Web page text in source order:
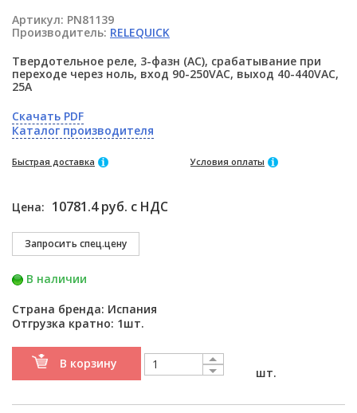
Артикул: PN81139
Производитель: RELEQUICK
Твердотельное реле, 3-фазн (AC), срабатывание при
переходе через ноль, вход 90-250VAC, выход 40-440VAC,
25A
Скачать PDF
Каталог производителя
Быстрая доставка Условия оплаты
Цена: 10781.4 руб. с НДС
В наличии
Страна бренда: Испания
Отгрузка кратно: 1шт.
В корзину
шт.